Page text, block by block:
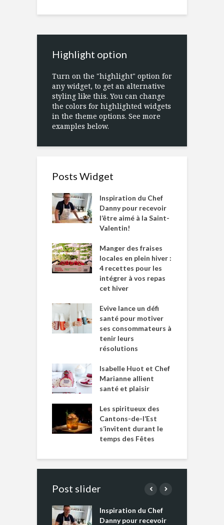
Highlight option
Turn on the "highlight" option for
any widget, to get an alternative
styling like this. You can change
the colors for highlighted widgets
in the theme options. See more
examples below.
Posts Widget
Inspiration du Chef
Danny pour recevoir
l’être aimé à la Saint-
Valentin!
Manger des fraises
locales en plein hiver :
4 recettes pour les
intégrer à vos repas
cet hiver
Evive lance un défi
santé pour motiver
ses consommateurs à
tenir leurs
résolutions
Isabelle Huot et Chef
Marianne allient
santé et plaisir
Les spiritueux des
Cantons-de-l’Est
s’invitent durant le
temps des Fêtes
Post slider
Inspiration du Chef
Danny pour recevoir